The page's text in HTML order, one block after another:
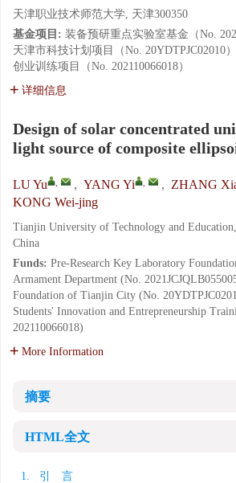
天津职业技术师范大学, 天津300350
基金项目: 装备预研重点实验室基金（No.
天津市科技计划项目（No. 20YDTPJC02010
创业训练项目（No. 202110066018）
详细信息
Design of solar concentrated
light source of composite
LU Yu , , YANG Yi , , ZHANG
KONG Wei-jing
Tianjin University of Technology and
China
Funds: Pre-Research Key Laboratory
Armament Department (No.
Foundation of Tianjin City (No.
Students' Innovation and Entrepreneurship
202110066018)
More Information
摘要
HTML全文
1. 引 言